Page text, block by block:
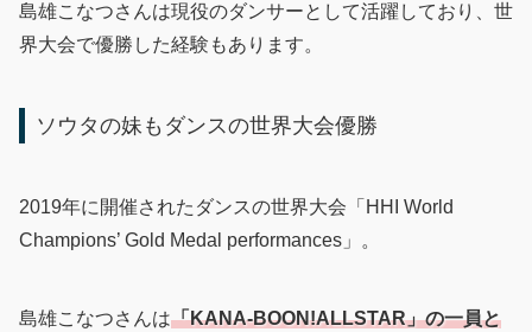
島雄こなつさんは現役のダンサーとして活躍しており、世
界大会で優勝した経験もあります。
ソウタの妹もダンスの世界大会優勝
2019年に開催されたダンスの世界大会「HHI World
Champions’ Gold Medal performances」。
島雄こなつさんは「KANA-BOON!ALLSTAR」の一員と